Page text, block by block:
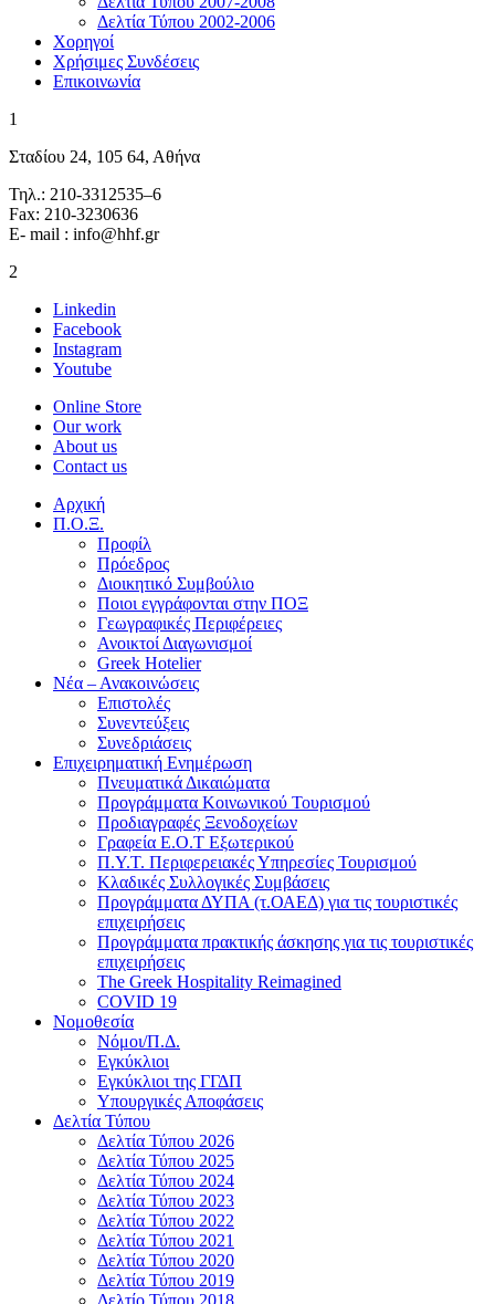
Δελτία Τύπου 2002-2006
Χορηγοί
Χρήσιμες Συνδέσεις
Επικοινωνία
1
Σταδίου 24, 105 64, Αθήνα
Τηλ.: 210-3312535–6
Fax: 210-3230636
E- mail : info@hhf.gr
2
Linkedin
Facebook
Instagram
Youtube
Online Store
Our work
About us
Contact us
Αρχική
Π.Ο.Ξ.
Προφίλ
Πρόεδρος
Διοικητικό Συμβούλιο
Ποιοι εγγράφονται στην ΠΟΞ
Γεωγραφικές Περιφέρειες
Ανοικτοί Διαγωνισμoί
Greek Hotelier
Νέα – Ανακοινώσεις
Επιστολές
Συνεντεύξεις
Συνεδριάσεις
Επιχειρηματική Ενημέρωση
Πνευματικά Δικαιώματα
Προγράμματα Κοινωνικού Τουρισμού
Προδιαγραφές Ξενοδοχείων
Γραφεία Ε.Ο.Τ Εξωτερικού
Π.Υ.Τ. Περιφερειακές Υπηρεσίες Τουρισμού
Κλαδικές Συλλογικές Συμβάσεις
Προγράμματα ΔΥΠΑ (τ.ΟΑΕΔ) για τις τουριστικές
επιχειρήσεις
Προγράμματα πρακτικής άσκησης για τις τουριστικές
επιχειρήσεις
The Greek Hospitality Reimagined
COVID 19
Νομοθεσία
Νόμοι/Π.Δ.
Εγκύκλιοι
Εγκύκλιοι της ΓΓΔΠ
Υπουργικές Αποφάσεις
Δελτία Τύπου
Δελτία Τύπου 2026
Δελτία Τύπου 2025
Δελτία Τύπου 2024
Δελτία Τύπου 2023
Δελτία Τύπου 2022
Δελτία Τύπου 2021
Δελτία Τύπου 2020
Δελτία Τύπου 2019